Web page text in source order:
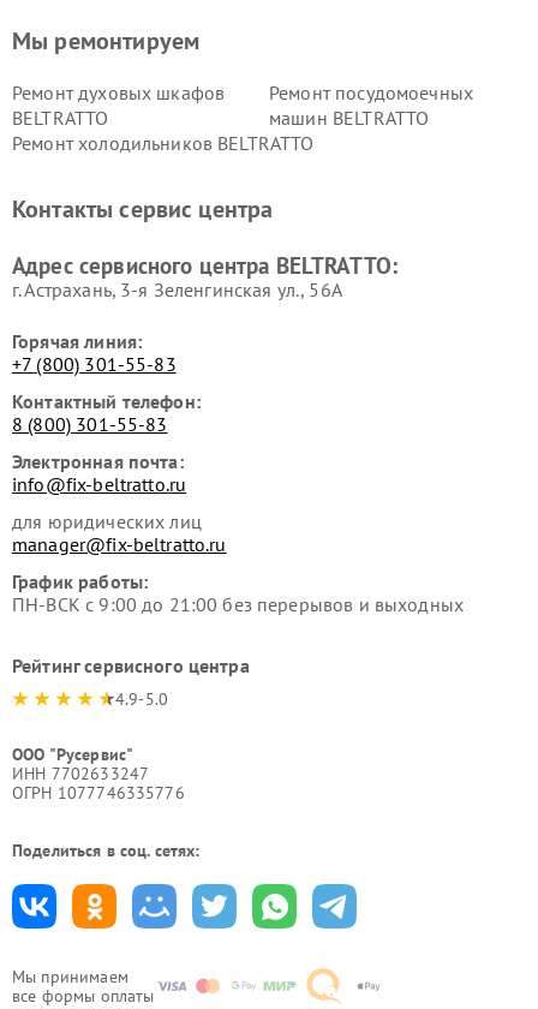
Мы принимаем
все формы оплаты
Мы ремонтируем
Ремонт духовых шкафов
BELTRATTO
Ремонт посудомоечных
машин BELTRATTO
Ремонт холодильников BELTRATTO
Контакты сервис центра
Адрес сервисного центра BELTRATTO:
г. Астрахань, 3-я Зеленгинская ул., 56А
Горячая линия:
+7 (800) 301-55-83
Контактный телефон:
8 (800) 301-55-83
Электронная почта:
info@fix-beltratto.ru
для юридических лиц
manager@fix-beltratto.ru
График работы:
ПН-ВСК с 9:00 до 21:00 без перерывов и выходных
Рейтинг сервисного центра
4.9-5.0
ООО "Русервис"
ИНН 7702633247
ОГРН 1077746335776
Поделиться в соц. сетях: